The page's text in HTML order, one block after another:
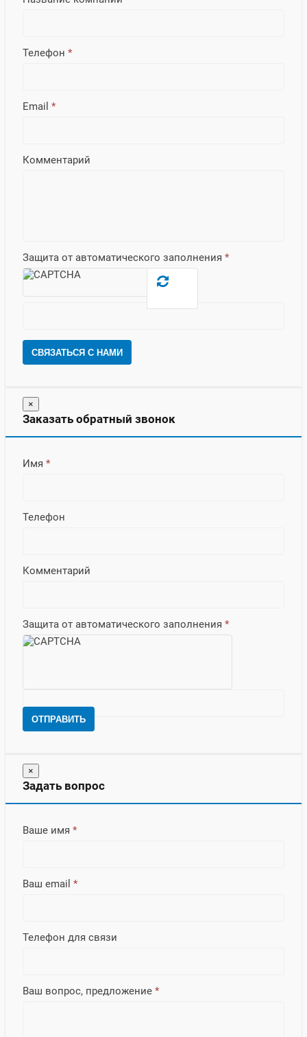
Телефон *
Email *
Комментарий
Защита от автоматического заполнения *
СВЯЗАТЬСЯ С НАМИ
×
Заказать обратный звонок
Имя *
Телефон
Комментарий
Защита от автоматического заполнения *
ОТПРАВИТЬ
×
Задать вопрос
Ваше имя *
Ваш email *
Телефон для связи
Ваш вопрос, предложение *